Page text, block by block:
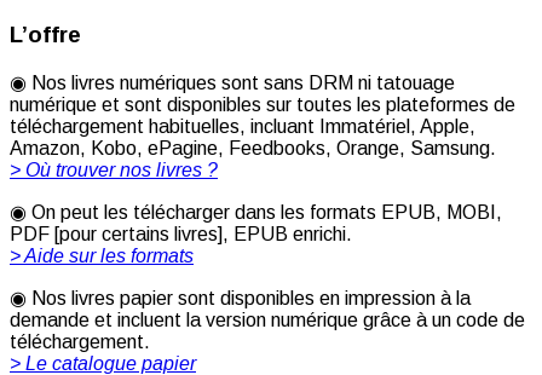
L’offre
◉ Nos livres numériques sont sans DRM ni tatouage
numérique et sont disponibles sur toutes les plateformes de
téléchargement habituelles, incluant Immatériel, Apple,
Amazon, Kobo, ePagine, Feedbooks, Orange, Samsung.
> Où trouver nos livres ?
◉ On peut les télécharger dans les formats EPUB, MOBI,
PDF [pour certains livres], EPUB enrichi.
> Aide sur les formats
◉ Nos livres papier sont disponibles en impression à la
demande et incluent la version numérique grâce à un code de
téléchargement.
> Le catalogue papier